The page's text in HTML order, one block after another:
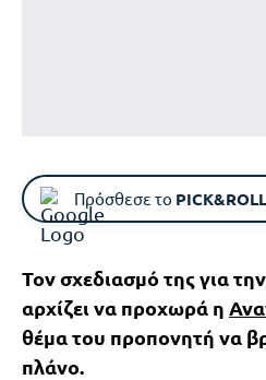
Πρόσθεσε το PICK&ROLL
Τον σχεδιασμό της για
αρχίζει να προχωρά η
θέμα του προπονητή να
πλάνο.